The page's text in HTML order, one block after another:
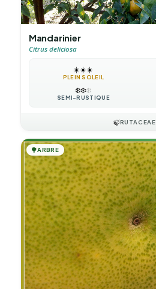
Mandarinier
Citrus deliciosa
☀️☀️☀️
PLEIN SOLEIL
❄️❄️❄️
SEMI-RUSTIQUE
🍃RUTACEAE
🌳ARBRE